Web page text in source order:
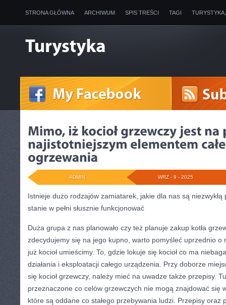
STRONA GŁÓWNA ARCHIWUM SPIS TREŚCI TAGI
WRZ - 9 - 2025
ADMIN
Istnieje dużo rodzajów zamiatarek, jakie dla nas są
stanie w pełni słusznie funkcjonować
Duża grupa z nas planowało czy też planuje zakup kotła
zdecydujemy się na jego kupno, warto pomyśleć uprzednio o
już kocioł umieścimy. To, gdzie lokuje się kocioł co ma
działania i eksploatacji całego urządzenia. Przy doborze
się kocioł grzewczy, należy mieć na uwadze także przepisy.
przeznaczone co celów grzewczych nie mogą znajdować się
które są oddane co stałego przebywania ludzi. Przepisy oraz